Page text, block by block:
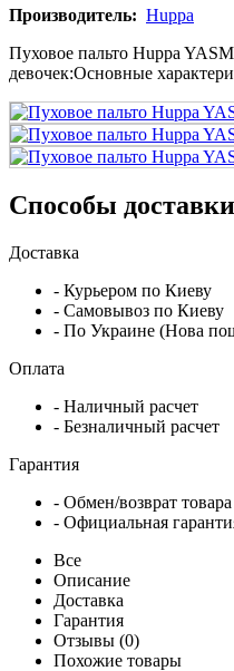
Производитель: Huppa
Пуховое пальто Huppa
девочек:Основные
Способы доставки
Доставка
- Курьером по Киеву
- Самовывоз по Киеву
- По Украине (Нова
Оплата
- Наличный расчет
- Безналичный расчет
Гарантия
- Обмен/возврат
- Официальная
Все
Описание
Доставка
Гарантия
Отзывы (0)
Похожие товары